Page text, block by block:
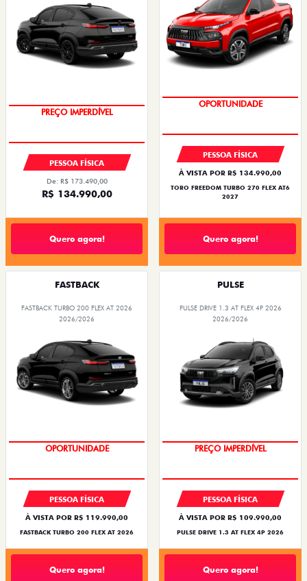
PREÇO IMPERDÍVEL
PESSOA FÍSICA
De: R$ 173.490,00
R$ 134.990,00
Quero agora!
OPORTUNIDADE
PESSOA FÍSICA
À VISTA POR R$ 134.990,00
TORO FREEDOM TURBO 270 FLEX AT6
2027
Quero agora!
FASTBACK
FASTBACK TURBO 200 FLEX AT 2026
2026/2026
OPORTUNIDADE
PESSOA FÍSICA
À VISTA POR R$ 119.990,00
FASTBACK TURBO 200 FLEX AT 2026
Quero agora!
PULSE
PULSE DRIVE 1.3 AT FLEX 4P 2026
2026/2026
PREÇO IMPERDÍVEL
PESSOA FÍSICA
À VISTA POR R$ 109.990,00
PULSE DRIVE 1.3 AT FLEX 4P 2026
Quero agora!